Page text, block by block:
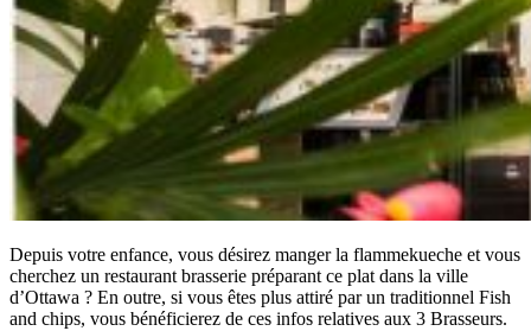
Depuis votre enfance, vous désirez manger la flammekueche et vous
cherchez un restaurant brasserie préparant ce plat dans la ville
d’Ottawa ? En outre, si vous êtes plus attiré par un traditionnel Fish
and chips, vous bénéficierez de ces infos relatives aux 3 Brasseurs.